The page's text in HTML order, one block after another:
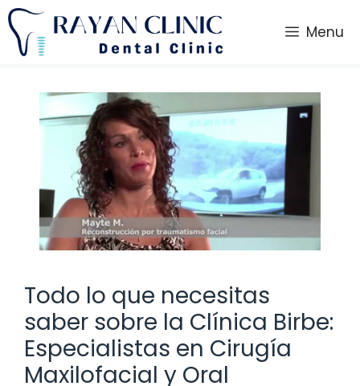
Saltar
al
contenido
Menu
Todo lo que necesitas
saber sobre la Clínica Birbe:
Especialistas en Cirugía
Maxilofacial y Oral